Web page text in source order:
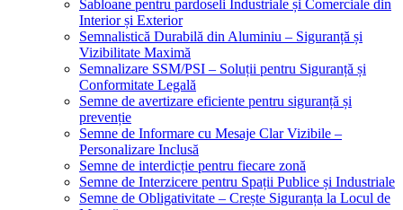
Sabloane pentru pardoseli Industriale și Comerciale din
Interior și Exterior
Semnalistică Durabilă din Aluminiu – Siguranță și
Vizibilitate Maximă
Semnalizare SSM/PSI – Soluții pentru Siguranță și
Conformitate Legală
Semne de avertizare eficiente pentru siguranță și
prevenție
Semne de Informare cu Mesaje Clar Vizibile –
Personalizare Inclusă
Semne de interdicție pentru fiecare zonă
Semne de Interzicere pentru Spații Publice și Industriale
Semne de Obligativitate – Crește Siguranța la Locul de